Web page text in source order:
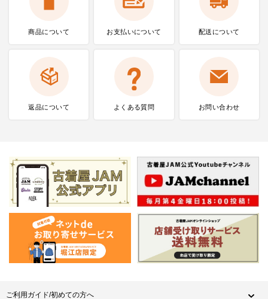
商品について お支払いについて 配送について
返品について よくある質問 お問い合わせ
ご利用ガイド/初めての方へ